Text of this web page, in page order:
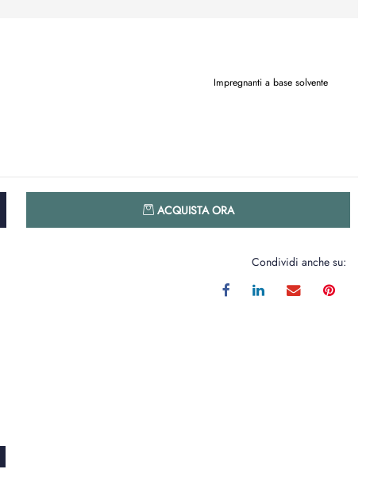
Impregnanti a base solvente
ACQUISTA ORA
Condividi anche su: